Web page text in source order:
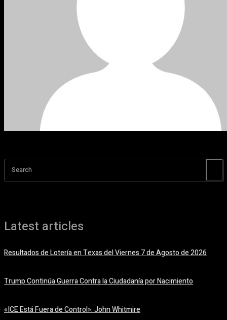
Search
Latest articles
Resultados de Lotería en Texas del Viernes 7 de Agosto de 2026
Trump Continúa Guerra Contra la Ciudadanía por Nacimiento
«ICE Está Fuera de Control»: John Whitmire